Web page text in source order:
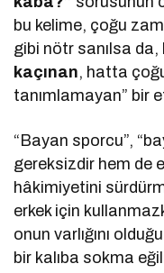
bu kelime, çoğu
gibi nötr sanılsa da,
kaçınan, hatta
tanımlamayan” bir
“Bayan sporcu”,
gereksizdir hem de
hâkimiyetini
erkek için
onun varlığını
bir kalıba sokma